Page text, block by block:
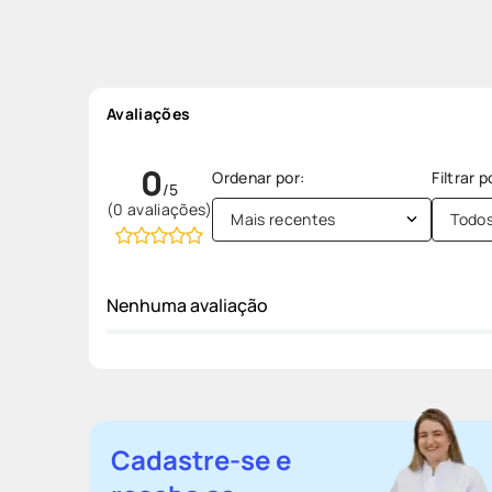
Avaliações
0
(0 avaliações) Mais recentes
Nenhuma avaliação
Cadastre-se e